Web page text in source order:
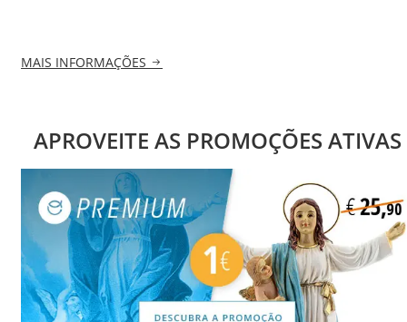
MAIS INFORMAÇÕES
APROVEITE AS PROMOÇÕES ATIVAS